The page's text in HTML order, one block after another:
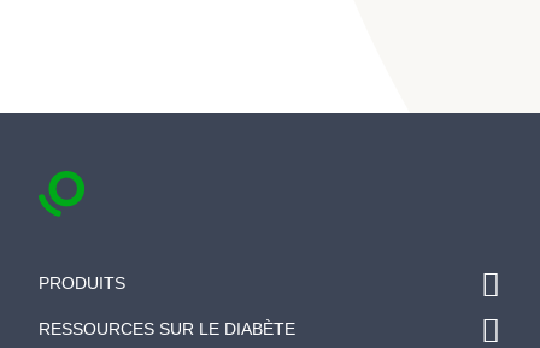
PRODUITS
RESSOURCES SUR LE DIABÈTE